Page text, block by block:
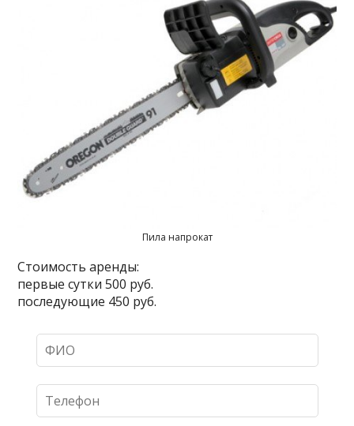
Пила напрокат
Стоимость аренды:
первые сутки 500 руб.
последующие 450 руб.